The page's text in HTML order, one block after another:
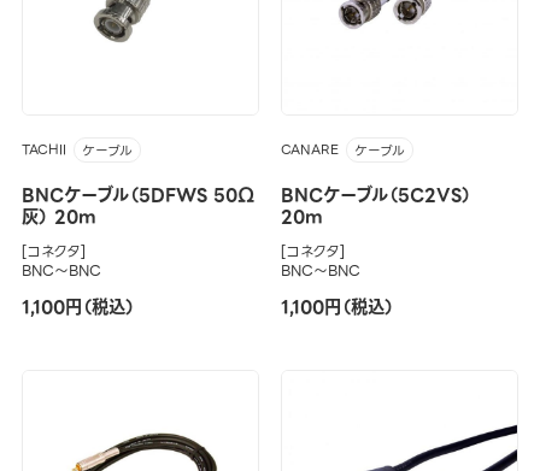
TACHII ケーブル
BNCケーブル（5DFWS 50Ω
灰） 20m
[コネクタ]
BNC～BNC
1,100円（税込）
CANARE ケーブル
BNCケーブル（5C2VS）
20m
[コネクタ]
BNC～BNC
1,100円（税込）